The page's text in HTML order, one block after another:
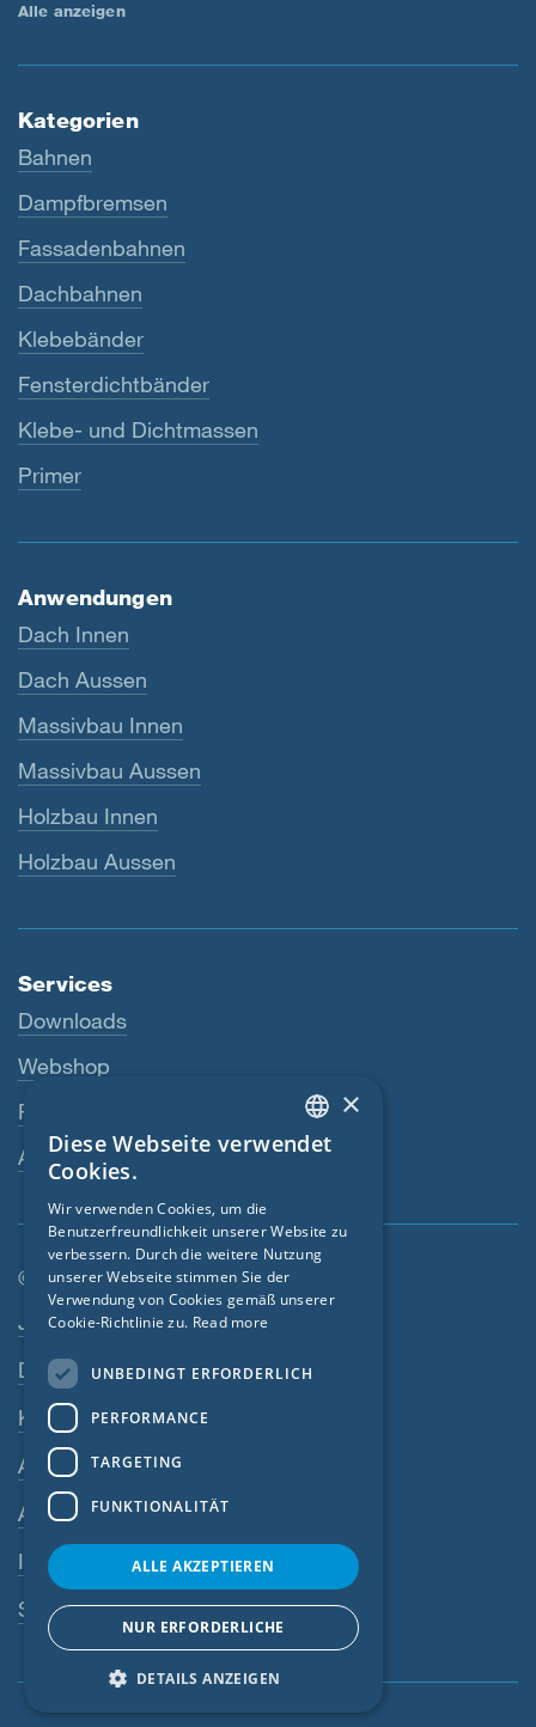
Alle anzeigen
Kategorien
Bahnen
Dampfbremsen
Fassadenbahnen
Dachbahnen
Klebebänder
Fensterdichtbänder
Klebe- und Dichtmassen
Primer
Anwendungen
Dach Innen
Dach Aussen
Massivbau Innen
Massivbau Aussen
Holzbau Innen
Holzbau Aussen
Services
Downloads
Webshop
Fachhändler
Ansprechperson
© SIGA 2026
Footer-Navigation
Jobs
Datenschutz
Kontakt
AGB
AEB
Impressum
SIGA-Meldesystem
ENGLISH
FRENCH
CZECH
NORWEGIAN
×
Diese Webseite verwendet
Cookies.
Wir verwenden Cookies, um die
Benutzerfreundlichkeit unserer Website zu
verbessern. Durch die weitere Nutzung
unserer Webseite stimmen Sie der
Verwendung von Cookies gemäß unserer
Cookie-Richtlinie zu. Read more
UNBEDINGT ERFORDERLICH
PERFORMANCE
TARGETING
FUNKTIONALITÄT
ALLE AKZEPTIEREN
NUR ERFORDERLICHE
DETAILS ANZEIGEN